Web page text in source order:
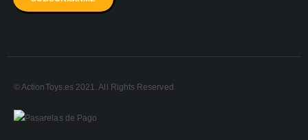
© ActionToys.es 2021. All Rights Reserved